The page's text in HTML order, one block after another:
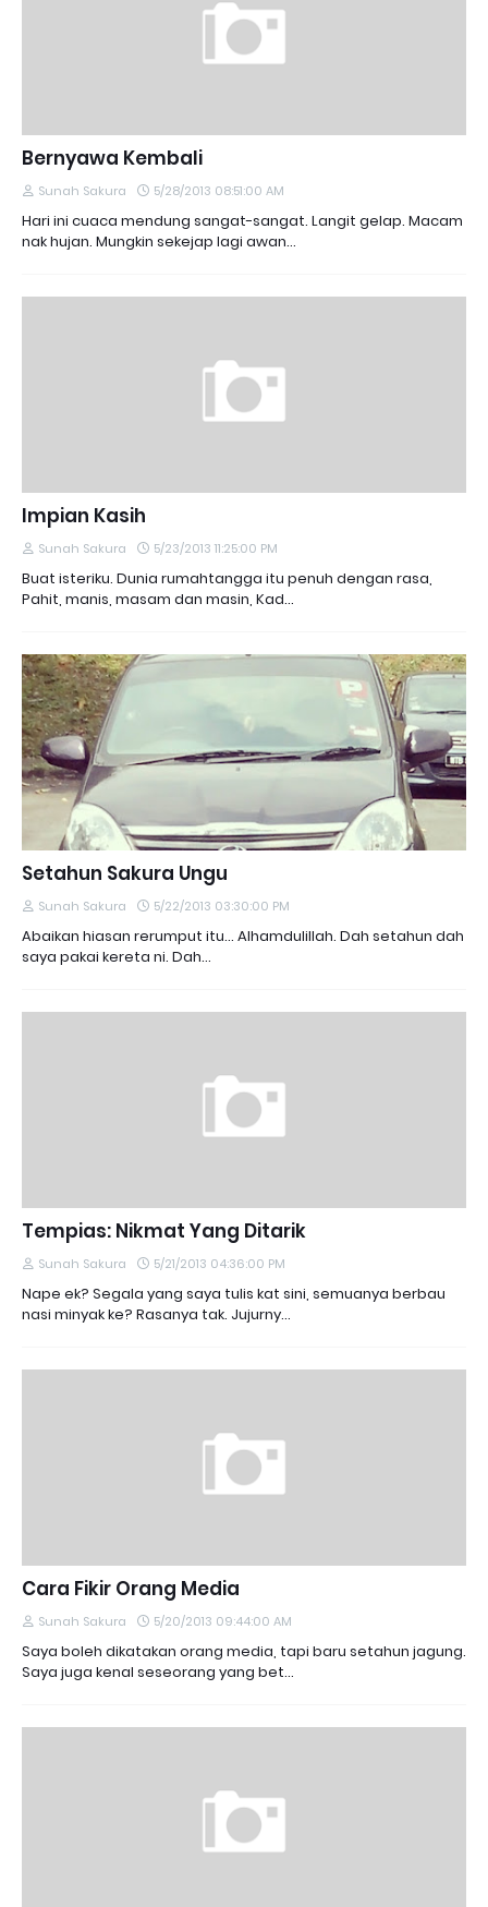
Bernyawa Kembali
Sunah Sakura 5/28/2013 08:51:00 AM
Hari ini cuaca mendung sangat-sangat. Langit gelap. Macam
nak hujan. Mungkin sekejap lagi awan…
Impian Kasih
Sunah Sakura 5/23/2013 11:25:00 PM
Buat isteriku. Dunia rumahtangga itu penuh dengan rasa,
Pahit, manis, masam dan masin, Kad…
Setahun Sakura Ungu
Sunah Sakura 5/22/2013 03:30:00 PM
Abaikan hiasan rerumput itu... Alhamdulillah. Dah setahun dah
saya pakai kereta ni. Dah…
Tempias: Nikmat Yang Ditarik
Sunah Sakura 5/21/2013 04:36:00 PM
Nape ek? Segala yang saya tulis kat sini, semuanya berbau
nasi minyak ke? Rasanya tak. Jujurny…
Cara Fikir Orang Media
Sunah Sakura 5/20/2013 09:44:00 AM
Saya boleh dikatakan orang media, tapi baru setahun jagung.
Saya juga kenal seseorang yang bet…